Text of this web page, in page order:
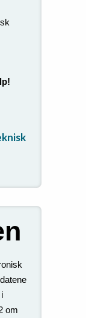
om